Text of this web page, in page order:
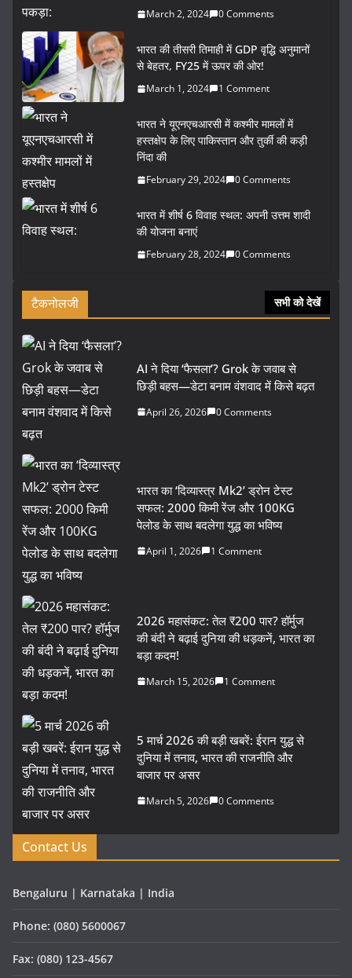
March 2, 2024 0 Comments
भारत की तीसरी तिमाही में GDP वृद्धि अनुमानों
से बेहतर, FY25 में ऊपर की ओर!
March 1, 2024 1 Comment
भारत ने यूएनएचआरसी में कश्मीर मामलों में
हस्तक्षेप के लिए पाकिस्तान और तुर्की की कड़ी
निंदा की
February 29, 2024 0 Comments
भारत में शीर्ष 6 विवाह स्थल: अपनी उत्तम शादी
की योजना बनाएं
February 28, 2024 0 Comments
टैकनोलजी सभी को देखें
AI ने दिया ‘फैसला’? Grok के जवाब से
छिड़ी बहस—डेटा बनाम वंशवाद में किसे बढ़त
April 26, 2026 0 Comments
भारत का ‘दिव्यास्त्र Mk2’ ड्रोन टेस्ट
सफल: 2000 किमी रेंज और 100KG
पेलोड के साथ बदलेगा युद्ध का भविष्य
April 1, 2026 1 Comment
2026 महासंकट: तेल ₹200 पार? हॉर्मुज
की बंदी ने बढ़ाई दुनिया की धड़कनें, भारत का
बड़ा कदम!
March 15, 2026 1 Comment
5 मार्च 2026 की बड़ी खबरें: ईरान युद्ध से
दुनिया में तनाव, भारत की राजनीति और
बाजार पर असर
March 5, 2026 0 Comments
Contact Us
Bengaluru | Karnataka | India
Phone: (080) 5600067
Fax: (080) 123-4567